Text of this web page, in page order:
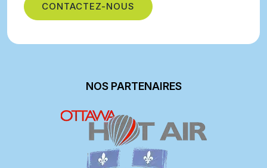
CONTACTEZ-NOUS
NOS PARTENAIRES